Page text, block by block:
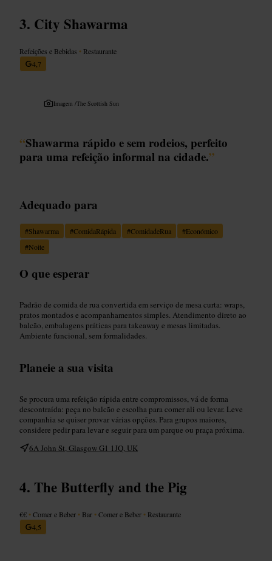
City Shawarma
Refeições e Bebidas • Restaurante
4,7
Imagem /The Scottish Sun
“Shawarma rápido e sem rodeios, perfeito
para uma refeição informal na cidade.”
Adequado para
#Shawarma #ComidaRápida #ComidadeRua #Económico
#Noite
O que esperar
Padrão de comida de rua convertida em serviço de mesa curta: wraps,
pratos montados e acompanhamentos simples. Atendimento direto ao
balcão, embalagens práticas para takeaway e mesas limitadas.
Ambiente funcional, sem formalidades.
Planeie a sua visita
Se procura uma refeição rápida entre compromissos, vá de forma
descontraída: peça no balcão e escolha para comer ali ou levar. Leve
companhia se quiser provar várias opções. Para grupos maiores,
considere pedir para levar e seguir para um parque ou praça próxima.
6A John St, Glasgow G1 1JQ, UK
The Butterfly and the Pig
€€ •Comer e Beber • Bar •Comer e Beber • Restaurante
4,5